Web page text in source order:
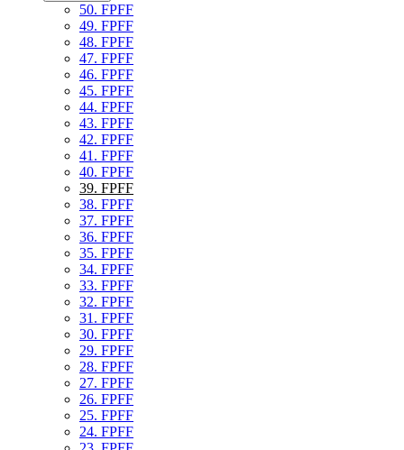
50. FPFF
49. FPFF
48. FPFF
47. FPFF
46. FPFF
45. FPFF
44. FPFF
43. FPFF
42. FPFF
41. FPFF
40. FPFF
39. FPFF
38. FPFF
37. FPFF
36. FPFF
35. FPFF
34. FPFF
33. FPFF
32. FPFF
31. FPFF
30. FPFF
29. FPFF
28. FPFF
27. FPFF
26. FPFF
25. FPFF
24. FPFF